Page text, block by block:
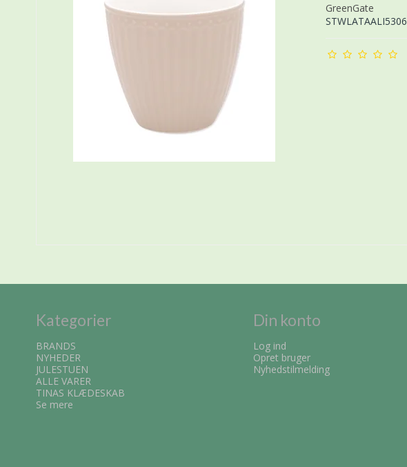
GreenGate
STWLATAALI5306
Kategorier
BRANDS
NYHEDER
JULESTUEN
ALLE VARER
TINAS KLÆDESKAB
Se mere
Din konto
Log ind
Opret bruger
Nyhedstilmelding